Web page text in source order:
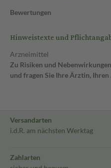
Bewertungen
Hinweistexte und
Arzneimittel
Zu Risiken und
und fragen Sie Ihre Ärztin,
Versandarten
i.d.R. am nächsten Werktag
Zahlarten